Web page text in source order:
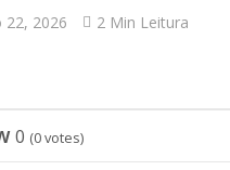
22, 2026 2 Min Leitura
0 (0votes)